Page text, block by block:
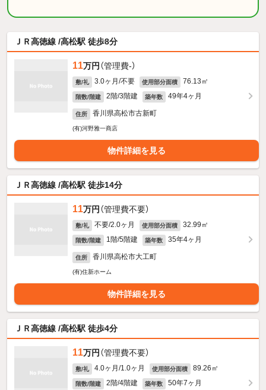
ＪＲ高徳線 /高松駅 徒歩8分
11万円 （管理費-）
敷/礼 3.0ヶ月/不要 使用部分面積 76.13㎡
階数/階建 2階/3階建 築年数 49年4ヶ月
住所 香川県高松市古新町
(有)河野雅一商店
物件詳細を見る
ＪＲ高徳線 /高松駅 徒歩14分
11万円 （管理費不要）
敷/礼 不要/2.0ヶ月 使用部分面積 32.99㎡
階数/階建 1階/5階建 築年数 35年4ヶ月
住所 香川県高松市大工町
(有)住新ホーム
物件詳細を見る
ＪＲ高徳線 /高松駅 徒歩4分
11万円 （管理費不要）
敷/礼 4.0ヶ月/1.0ヶ月 使用部分面積 89.26㎡
階数/階建 2階/4階建 築年数 50年7ヶ月